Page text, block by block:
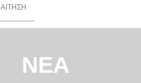
ΑΊΤΗΣΗ
ΝΈΑ